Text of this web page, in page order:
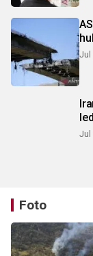
Jul
Jul
Foto